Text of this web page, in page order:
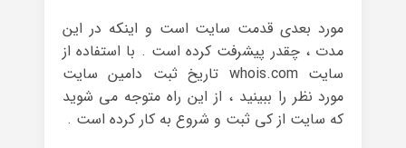
مورد بعدی قدمت سایت است و اینکه در این
مدت ، چقدر پیشرفت کرده است . با استفاده از
سایت whois.com تاریخ ثبت دامین سایت
مورد نظر را ببینید ، از این راه متوجه می شوید
که سایت از کی ثبت و شروع به کار کرده است .